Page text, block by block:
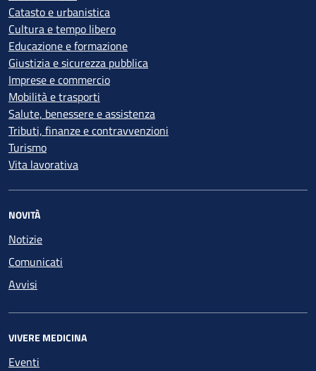
Catasto e urbanistica
Cultura e tempo libero
Educazione e formazione
Giustizia e sicurezza pubblica
Imprese e commercio
Mobilità e trasporti
Salute, benessere e assistenza
Tributi, finanze e contravvenzioni
Turismo
Vita lavorativa
NOVITÀ
Notizie
Comunicati
Avvisi
VIVERE MEDICINA
Eventi